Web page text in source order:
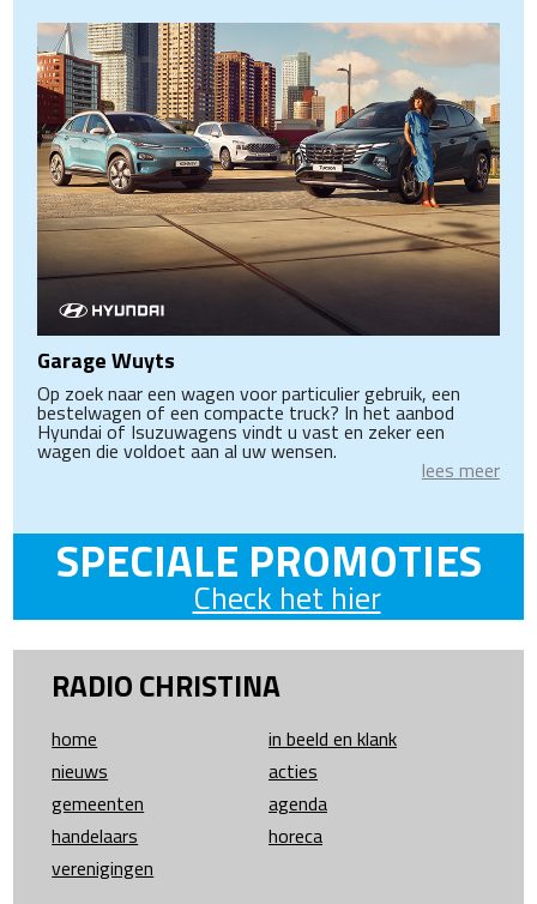
Garage Wuyts
Op zoek naar een wagen voor particulier gebruik, een
bestelwagen of een compacte truck? In het aanbod
Hyundai of Isuzuwagens vindt u vast en zeker een
wagen die voldoet aan al uw wensen.
lees meer
SPECIALE PROMOTIES
Check het hier
RADIO CHRISTINA
home
in beeld en klank
nieuws
acties
gemeenten
agenda
handelaars
horeca
verenigingen